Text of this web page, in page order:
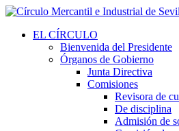
EL CÍRCULO
Bienvenida del Presidente
Órganos de Gobierno
Junta Directiva
Comisiones
Revisora de
De disciplina
Admisión de